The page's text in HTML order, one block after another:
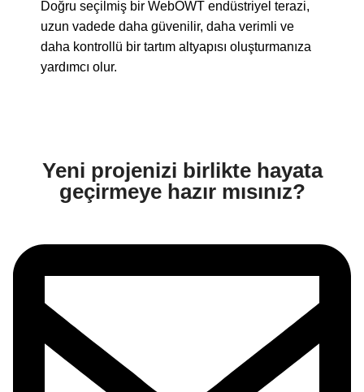
Doğru seçilmiş bir WebOWT endüstriyel terazi,
uzun vadede daha güvenilir, daha verimli ve
daha kontrollü bir tartım altyapısı oluşturmanıza
yardımcı olur.
Yeni projenizi birlikte hayata
geçirmeye hazır mısınız?